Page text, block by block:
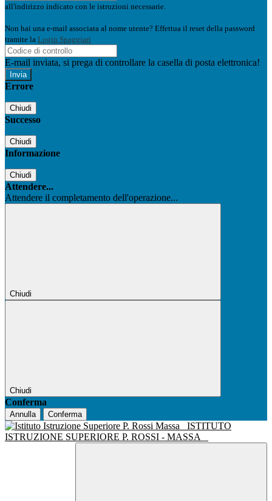
all'indirizzo indicato con le istruzioni necessarie.
Non hai una e-mail associata al nome utente? Effettua il reset della password
tramite la Login Spaggiari
E-mail inviata, si prega di controllare la casella di posta elettronica!
Errore
Chiudi
Successo
Chiudi
Informazione
Chiudi
Attendere...
Attendere il completamento dell'operazione...
Chiudi
Chiudi
Conferma
Annulla Conferma
ISTITUTO
ISTRUZIONE SUPERIORE P. ROSSI - MASSA